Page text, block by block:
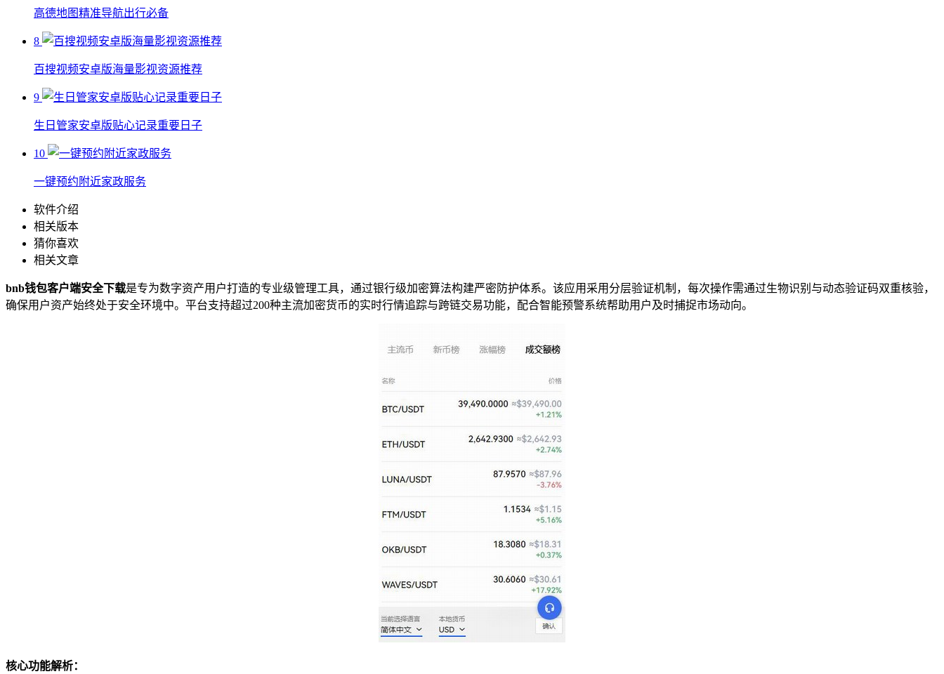
高德地图精准导航出行必备
8
百搜视频安卓版海量影视资源推荐
9
生日管家安卓版贴心记录重要日子
10
一键预约附近家政服务
软件介绍
相关版本
猜你喜欢
相关文章
bnb钱包客户端安全下载是专为数字资产用户打造的专业级管理工具，通过银行级加密算法构建严密防护体系。该应用采用分层验证机制，每次操作需通过生物识别与动态验证码双重核验，
确保用户资产始终处于安全环境中。平台支持超过200种主流加密货币的实时行情追踪与跨链交易功能，配合智能预警系统帮助用户及时捕捉市场动向。
核心功能解析：